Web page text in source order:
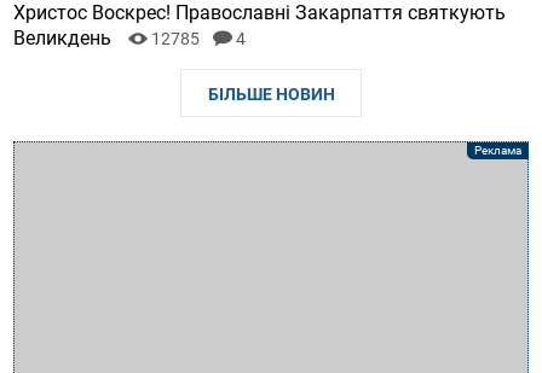
Христос Воскрес! Православні Закарпаття святкують
Великдень
12785 4
БІЛЬШЕ НОВИН